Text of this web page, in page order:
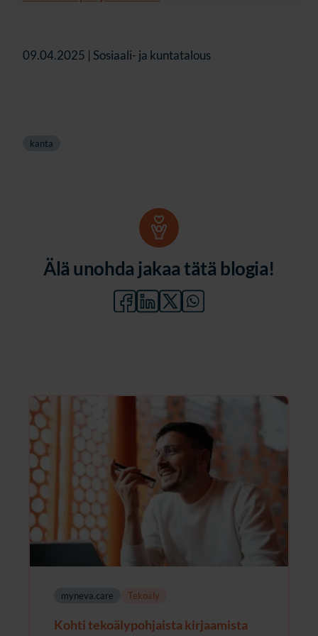
09.04.2025 | Sosiaali- ja kuntatalous
kanta
Älä unohda jakaa tätä blogia!
myneva.care Tekoäly
Kohti tekoälypohjaista kirjaamista